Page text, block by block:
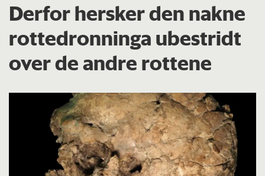
Derfor hersker den nakne
rottedronninga ubestridt
over de andre rottene